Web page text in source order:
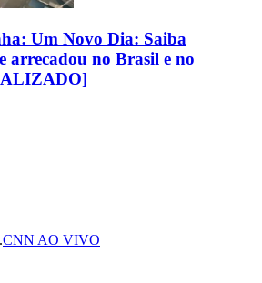
Um Novo Dia: Saiba
arrecadou no Brasil e no
CNN AO VIVO